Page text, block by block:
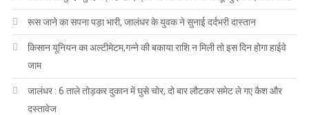
रूस जाने का सपना पड़ा भारी, जालंधर के युवक ने सुनाई दर्दभरी दास्तान
किसान यूनियन का अल्टीमेटम,गन्ने की बकाया राशि न मिली तो इस दिन होगा हाईवे
जाम
जालंधर : 6 ताले तोड़कर दुकान में घुसे चोर, दो बार लौटकर समेट ले गए कैश और
दस्तावेज